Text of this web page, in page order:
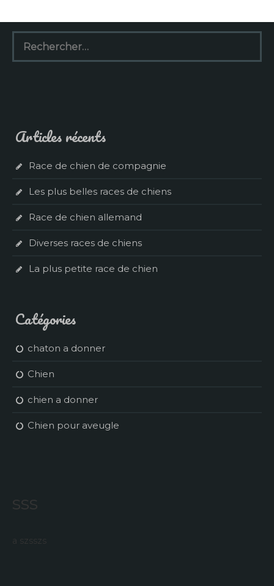
Rechercher :
Articles récents
Race de chien de compagnie
Les plus belles races de chiens
Race de chien allemand
Diverses races de chiens
La plus petite race de chien
Catégories
chaton a donner
Chien
chien a donner
Chien pour aveugle
sss
a szsszs